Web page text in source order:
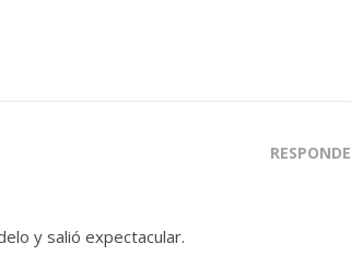
y salió expectacular.